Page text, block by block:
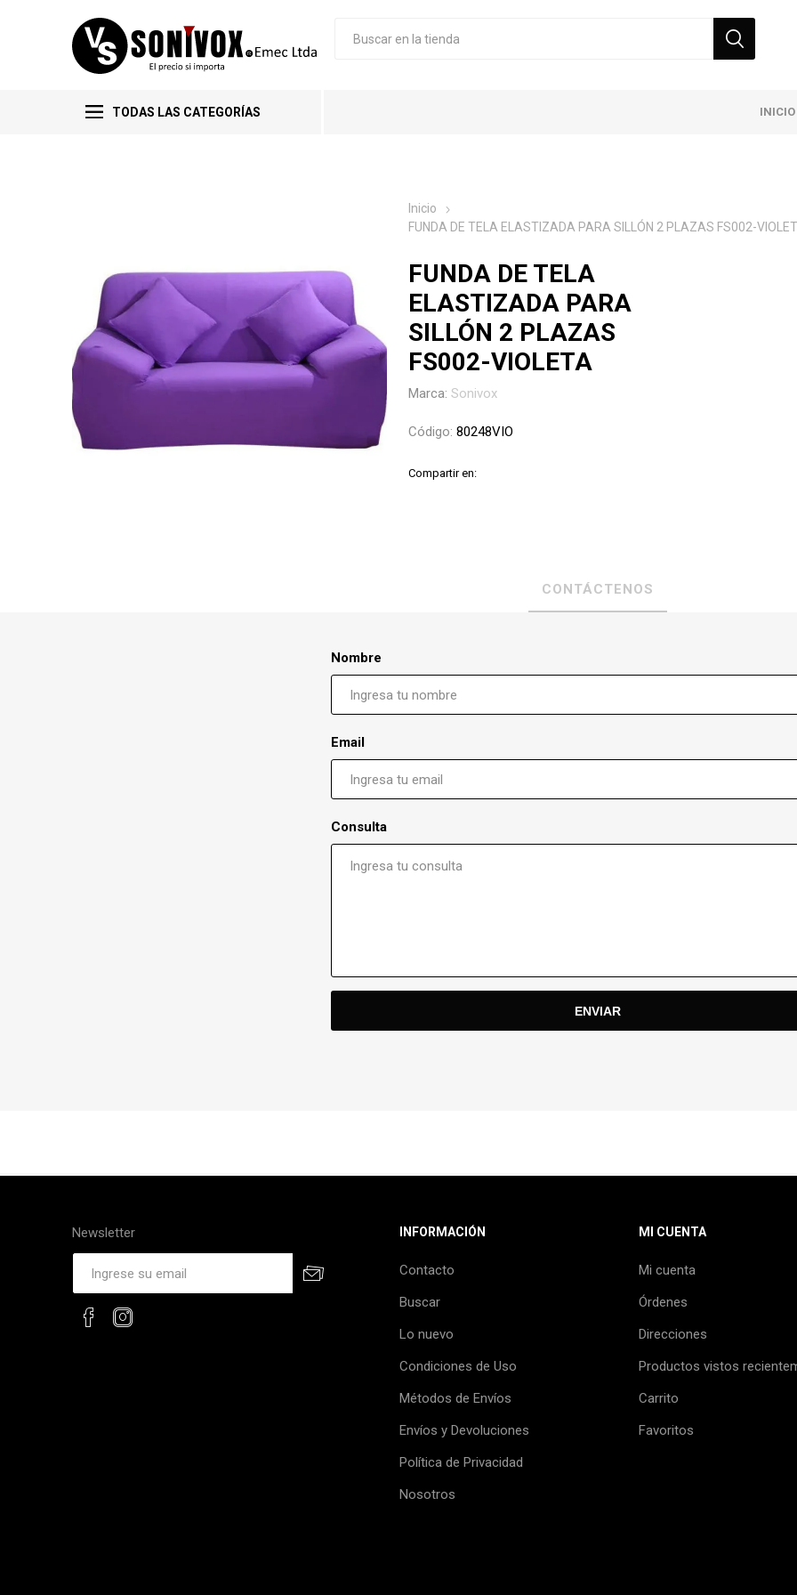
TODAS LAS CATEGORÍAS INICIO
Inicio
FUNDA DE TELA ELASTIZADA PARA SILLÓN 2 PLAZAS FS002-
FUNDA DE TELA
ELASTIZADA PARA
SILLÓN 2 PLAZAS
FS002-VIOLETA
Marca: Sonivox
Código: 80248VIO
Compartir en:
CONTÁCTENOS
Nombre
Email
Consulta
Newsletter INFORMACIÓN
Contacto
Buscar
Lo nuevo
Condiciones de Uso
Métodos de Envíos
Envíos y Devoluciones
Política de Privacidad
Nosotros
MI CUENTA
Mi cuenta
Órdenes
Direcciones
Productos vistos
Carrito
Favoritos